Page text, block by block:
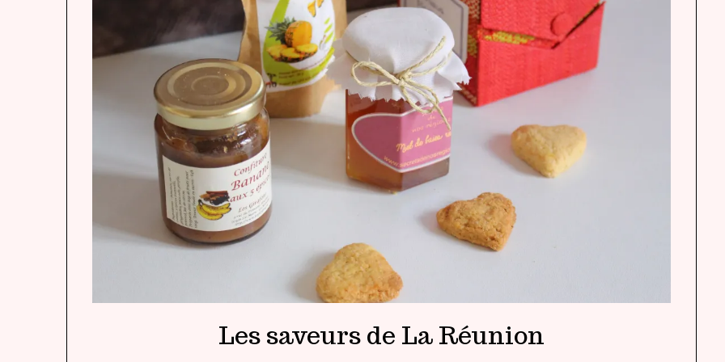
Les saveurs de La Réunion